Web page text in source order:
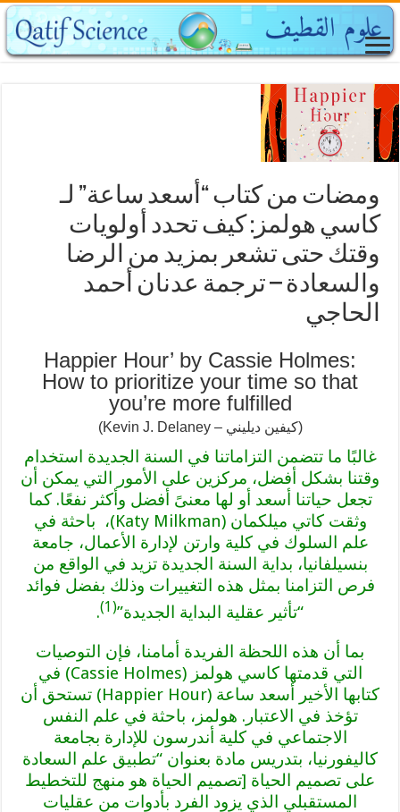
ومضات من كتاب “أسعد ساعة” لـ
كاسي هولمز: كيف تحدد أولويات
وقتك حتى تشعر بمزيد من الرضا
والسعادة – ترجمة عدنان أحمد
الحاجي
Happier Hour’ by Cassie Holmes:
How to prioritize your time so that
you’re more fulfilled
(كيفين ديليني – Kevin J. Delaney)
غالبًا ما تتضمن التزاماتنا في السنة الجديدة استخدام
وقتنا بشكل أفضل، مركزين على الأمور التي يمكن أن
تجعل حياتنا أسعد أو لها معنىً أفضل وأكثر نفعًا. كما
وثقت كاتي ميلكمان (Katy Milkman)، باحثة في
علم السلوك في كلية وارتن لإدارة الأعمال، جامعة
بنسيلفانيا، بداية السنة الجديدة تزيد في الواقع من
فرص التزامنا بمثل هذه التغييرات وذلك بفضل فوائد
“تأثير عقلية البداية الجديدة”(1)
.
بما أن هذه اللحظة الفريدة أمامنا، فإن التوصيات
التي قدمتها كاسي هولمز (Cassie Holmes) في
كتابها الأخير أسعد ساعة (Happier Hour) تستحق أن
تؤخذ في الاعتبار. هولمز، باحثة في علم النفس
الاجتماعي في كلية أندرسون للإدارة بجامعة
كاليفورنيا، بتدريس مادة بعنوان “تطبيق علم السعادة
على تصميم الحياة [تصميم الحياة هو منهج للتخطيط
المستقبلي الذي يزود الفرد بأدوات من عقليات